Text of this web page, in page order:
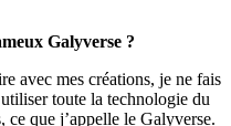
Galyverse ?
avec mes créations, je ne fais
toute la technologie du
que j’appelle le Galyverse.